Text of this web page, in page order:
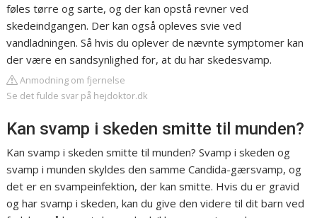
føles tørre og sarte, og der kan opstå revner ved
skedeindgangen. Der kan også opleves svie ved
vandladningen. Så hvis du oplever de nævnte symptomer kan
der være en sandsynlighed for, at du har skedesvamp.
Anmodning om fjernelse
Se det fulde svar på hejdoktor.dk
Kan svamp i skeden smitte til munden?
Kan svamp i skeden smitte til munden? Svamp i skeden og
svamp i munden skyldes den samme Candida-gærsvamp, og
det er en svampeinfektion, der kan smitte. Hvis du er gravid
og har svamp i skeden, kan du give den videre til dit barn ved